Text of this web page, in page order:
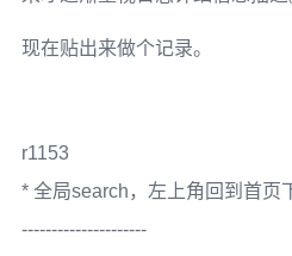
现在贴出来做个记录。
r1153
* 全局search，左上角回到首页
---------------------